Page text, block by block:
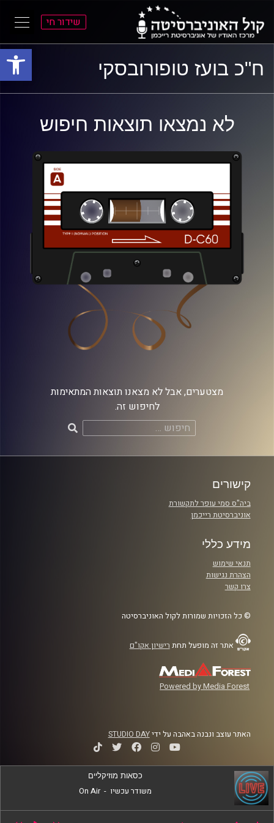
פתח
התפריט
הראשי
התוכן
הראשי
שידור חי
ח"כ בועז טופורובסקי
לא נמצאו תוצאות חיפוש
מצטערים, אבל לא מצאנו תוצאות המתאימות
לחיפוש זה.
חיפוש:
קישורים
ביה"ס סמי עופר לתקשורת
אוניברסיטת רייכמן
מידע כללי
תנאי שימוש
הצהרת נגישות
צרו קשר
© כל הזכויות שמורות לקול האוניברסיטה
אתר זה מופעל תחת רישיון אקו"ם
Powered by Media Forest
האתר עוצב ונבנה באהבה על ידיSTUDIO DAY
כסאות מוזיקליים
משודר עכשיו -
On Air